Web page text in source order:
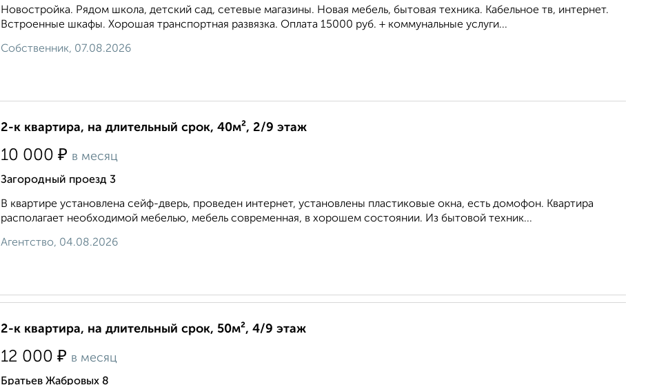
Новостройка. Рядом школа, детский сад, сетевые магазины. Новая мебель, бытовая техника. Кабельное тв, интернет.
Встроенные шкафы. Хорошая транспортная развязка. Оплата 15000 руб. + коммунальные услуги...
Собственник, 07.08.2026
2-к квартира, на длительный срок, 40м², 2/9 этаж
10 000 ₽ в месяц
Загородный проезд 3
В квартире установлена сейф-дверь, проведен интернет, установлены пластиковые окна, есть домофон. Квартира
располагает необходимой мебелью, мебель современная, в хорошем состоянии. Из бытовой техник...
Агентство, 04.08.2026
2-к квартира, на длительный срок, 50м², 4/9 этаж
12 000 ₽ в месяц
Братьев Жабровых 8